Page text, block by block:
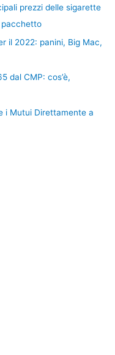
prezzi delle sigarette
il 2022: panini, Big Mac,
dal CMP: cos’è,
i Mutui Direttamente a